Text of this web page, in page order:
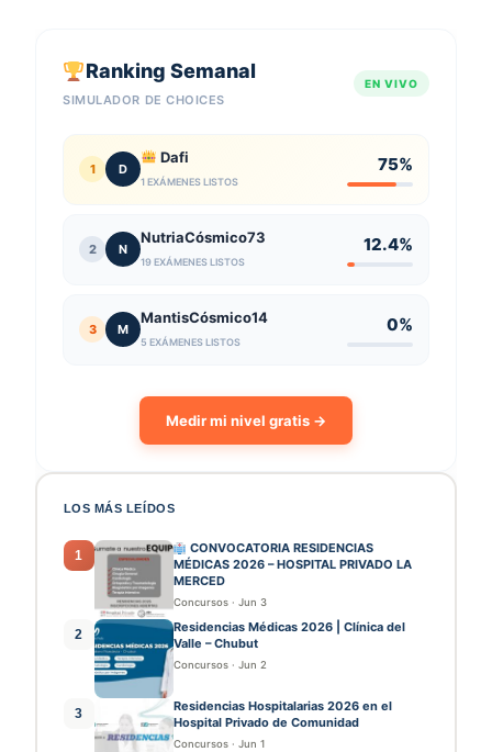
Ranking Semanal
SIMULADOR DE CHOICES
EN VIVO
1 D
Dafi
1 EXÁMENES LISTOS
75%
2 N
NutriaCósmico73
19 EXÁMENES LISTOS
12.4%
3 M
MantisCósmico14
5 EXÁMENES LISTOS
0%
Medir mi nivel gratis →
LOS MÁS LEÍDOS
1
CONVOCATORIA RESIDENCIAS
MÉDICAS 2026 – HOSPITAL PRIVADO LA
MERCED
Concursos · Jun 3
2
Residencias Médicas 2026 | Clínica del
Valle – Chubut
Concursos · Jun 2
3
Residencias Hospitalarias 2026 en el
Hospital Privado de Comunidad
Concursos · Jun 1